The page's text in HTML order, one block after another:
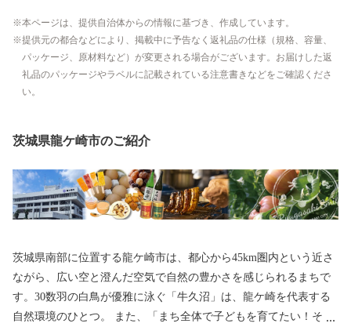
本ページは、提供自治体からの情報に基づき、作成しています。
提供元の都合などにより、掲載中に予告なく返礼品の仕様（規格、容量、
パッケージ、原材料など）が変更される場合がございます。お届けした返
礼品のパッケージやラベルに記載されている注意書きなどをご確認くださ
い。
茨城県龍ケ崎市のご紹介
茨城県南部に位置する龍ケ崎市は、都心から45km圏内という近さ
ながら、広い空と澄んだ空気で自然の豊かさを感じられるまちで
す。30数羽の白鳥が優雅に泳ぐ「牛久沼」は、龍ケ崎を代表する
自然環境のひとつ。 また、「まち全体で子どもを育てたい！そし